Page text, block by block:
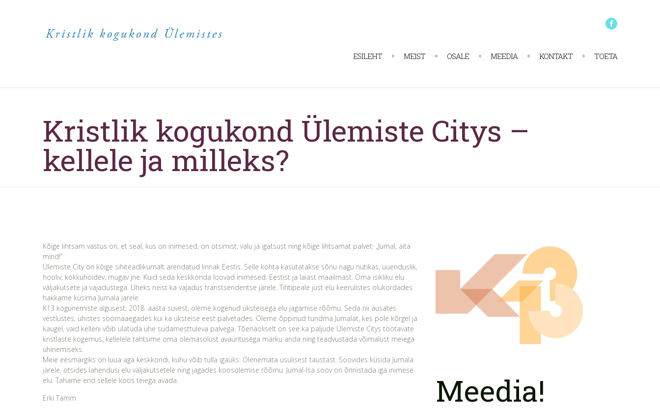
ESILEHT MEIST OSALE MEEDIA KONTAKT TOETA
Kristlik kogukond Ülemiste Citys –
kellele ja milleks?
Kõige lihtsam vastus on, et seal, kus on inimesed, on otsimist, valu ja igatsust ning kõige lihtsamat palvet: „Jumal, aita
mind!“
Ülemiste City on kôige sihiteadlikumalt arendatud linnak Eestis. Selle kohta kasutatakse sõnu nagu nutikas, uuenduslik,
hooliv, kokkuhoidev, mugav jne. Kuid seda keskkonda loovad inimesed. Eestist ja laiast maailmast. Oma isikliku elu
väljakutsete ja vajadustega. Üheks neist ka vajadus transtsendentse järele. Tihtipeale just elu keerulistes olukordades
hakkame küsima Jumala järele.
K13 kogunemiste algusest, 2018. aasta suvest, oleme kogenud üksteisega elu jagamise rõõmu. Seda nii ausates
vestlustes, ühistes söömaaegades kui ka üksteise eest palvetades. Oleme õppinud tundma Jumalat, kes pole kõrgel ja
kaugel, vaid kelleni võib ulatuda ühe südamesttuleva palvega. Tõenäoliselt on see ka paljude Ülemiste Citys töötavate
kristlaste kogemus, kellelele tahtsime oma olemasolust avaüritusega märku anda ning teadvustada võimalust meiega
ühinemiseks.
Meie eesmärgiks on luua aga keskkondi, kuhu võib tulla igaüks. Olenemata usulisest taustast. Soovides küsida Jumala
järele, otsides lahendusi elu väljakutsetele ning jagades koosolemise rõõmu. Jumal-Isa soov on õnnistada iga inimese
elu. Tahame end sellele koos teiega avada.
Erki Tamm
Meedia!